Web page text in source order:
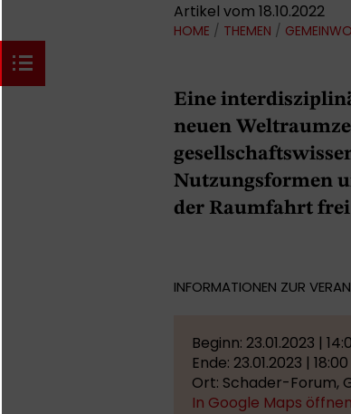
Artikel vom 18.10.2022
HOME / THEMEN /
Eine
neuen
Nutzungsformen
der Raumfahrt frei
INFORMATIONEN ZUR
Beginn: 23.01.2023 |
Ende: 23.01.2023 |
Ort: Schader-Forum,
In Google Maps öffnen